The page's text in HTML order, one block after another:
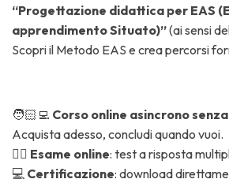
“Progettazione didattica per EAS
apprendimento Situato)”(ai sensi
Scopri il Metodo EAS e crea percorsi
🧑🏻‍💻 Corso online asincrono
Acquista adesso, concludi quando vuoi.
✍🏼 Esame online: test a risposta
💻 Certificazione: download